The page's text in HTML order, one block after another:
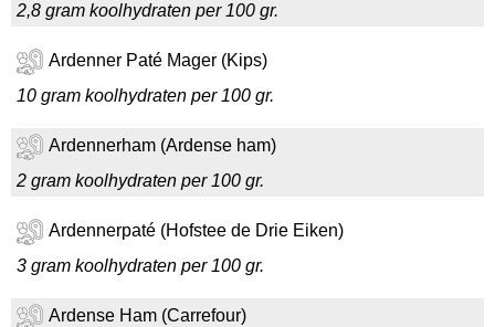
2,8 gram koolhydraten per 100 gr.
Ardenner Paté Mager (Kips)
10 gram koolhydraten per 100 gr.
Ardennerham (Ardense ham)
2 gram koolhydraten per 100 gr.
Ardennerpaté (Hofstee de Drie Eiken)
3 gram koolhydraten per 100 gr.
Ardense Ham (Carrefour)